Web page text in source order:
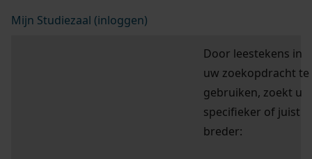
Mijn Studiezaal (inloggen)
Door leestekens in
uw zoekopdracht te
gebruiken, zoekt u
specifieker of juist
breder: